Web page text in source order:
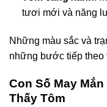
tươi mới và năng
Những màu sắc và
những bước tiếp theo
Con Số May
Thấy Tôm